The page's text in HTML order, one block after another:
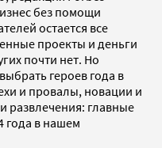
без помощи
остается все
проекты и деньги
почти нет. Но
героев года в
и провалы, новации и
развлечения: главные
года в нашем